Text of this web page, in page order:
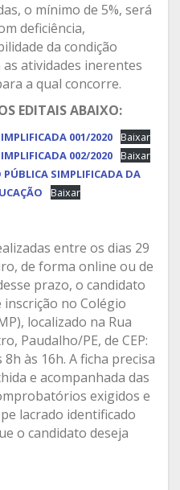
o mínimo de 5%, será
deficiência,
da condição
atividades inerentes
a qual concorre.
EDITAIS ABAIXO:
001/2020 Baixar
002/2020 Baixar
PÚBLICA SIMPLIFICADA DA
Baixar
entre os dias 29
de forma online ou de
prazo, o candidato
no Colégio
localizado na Rua
Paudalho/PE, de CEP:
às 16h. A ficha precisa
e acompanhada das
exigidos e
lacrado identificado
o candidato deseja